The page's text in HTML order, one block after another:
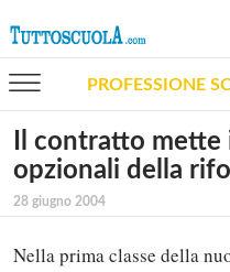
PROFESSIONE
Il contratto
opzionali della
28 giugno 2004
Nella prima classe della